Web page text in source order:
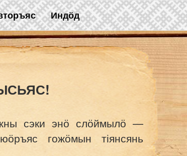
Индӧд
сэки энӧ слӧймылӧ —
гожӧмын тіянсянь